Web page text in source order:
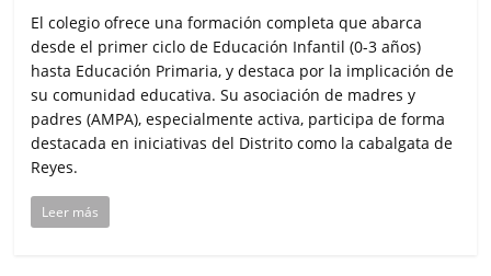
El colegio ofrece una formación completa que abarca
desde el primer ciclo de Educación Infantil (0-3 años)
hasta Educación Primaria, y destaca por la implicación de
su comunidad educativa. Su asociación de madres y
padres (AMPA), especialmente activa, participa de forma
destacada en iniciativas del Distrito como la cabalgata de
Reyes.
Leer más